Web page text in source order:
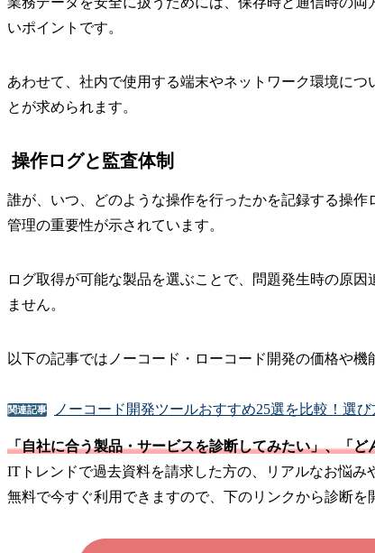
いポイントです。
あわせて、社内で使用する端末やネットワーク環境に
とが求められます。
操作ログと監査体制
誰が、いつ、どのような操作を行ったかを記録する操
管理の重要性が示されています。
ログ取得が可能な製品を選ぶことで、問題発生時の原
ません。
以下の記事ではノーコード・ローコード開発の価格や
関連記事 ノーコード開発ツールおすすめ25選を比較！選び
「自社に合う製品・サービスを診断してみたい」、「
ITトレンドで過去資料を請求した方の、リアルなお悩み
無料で今すぐ利用できますので、下のリンクから診断を